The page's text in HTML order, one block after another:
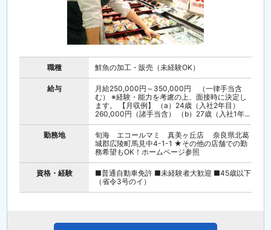
職種 鮮魚の加工・販売（未経験OK）
給与
月給250,000円～350,000円 （一律手当含
む） ※経験・能力を考慮の上、面接時に決定し
ます。 【月収例】 （a）24歳（入社2年目）
260,000円（諸手当含） （b）27歳（入社1年...
勤務地
旬海 エコールマミ 真美ヶ丘店 奈良県北葛
城郡広陵町馬見中4-1-1 ★その他の店舗での勤
務希望もOK！ホームページ参照
資格・経験
■普通自動車免許 ■未経験者大歓迎 ■45歳以下
（省令3号のイ）